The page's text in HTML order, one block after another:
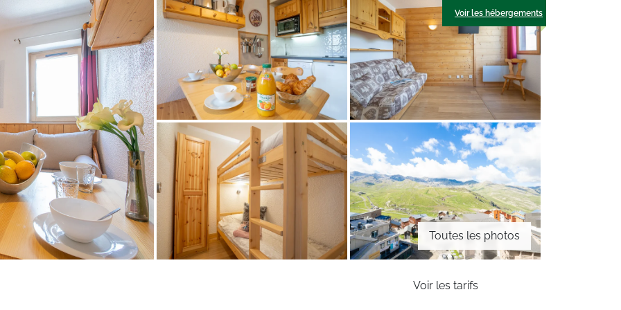
Toutes les photos
Voir les hébergements
Voir les tarifs